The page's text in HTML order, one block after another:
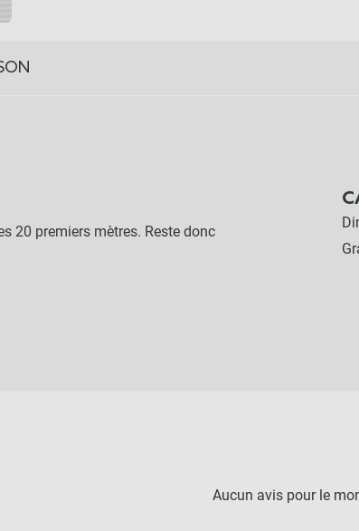
20 premiers mètres. Reste donc
Aucun avis pour le